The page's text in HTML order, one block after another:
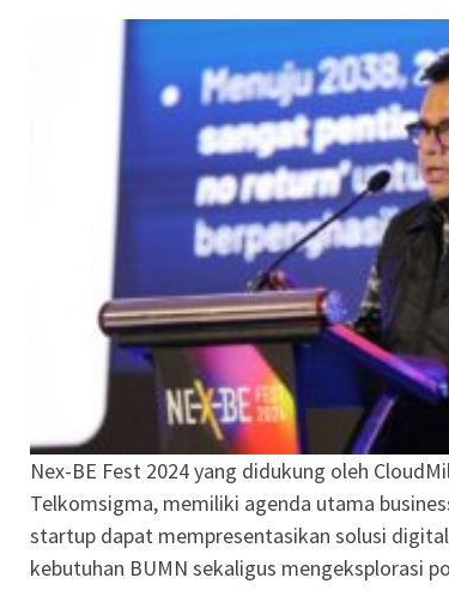
Nex-BE Fest 2024 yang didukung oleh
Telkomsigma, memiliki agenda utama
startup dapat mempresentasikan solusi
kebutuhan BUMN sekaligus mengeksplorasi